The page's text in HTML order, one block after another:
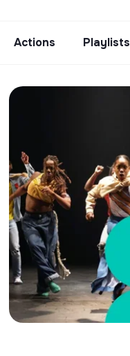
Actions Playlists